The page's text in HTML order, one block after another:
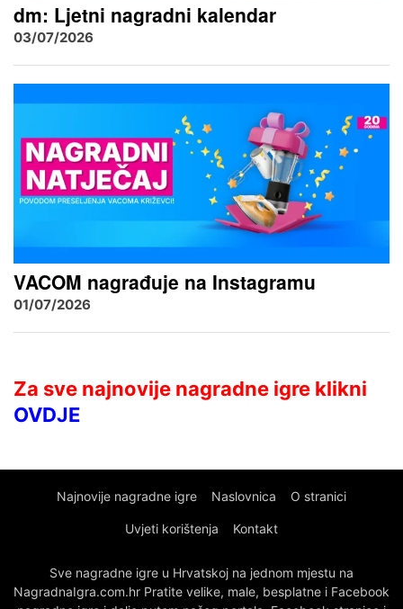
dm: Ljetni nagradni kalendar
03/07/2026
VACOM nagrađuje na Instagramu
01/07/2026
Za sve najnovije nagradne igre klikni
OVDJE
Najnovije nagradne igre Naslovnica O stranici
Uvjeti korištenja Kontakt
Sve nagradne igre u Hrvatskoj na jednom mjestu na
NagradnaIgra.com.hr Pratite velike, male, besplatne i Facebook